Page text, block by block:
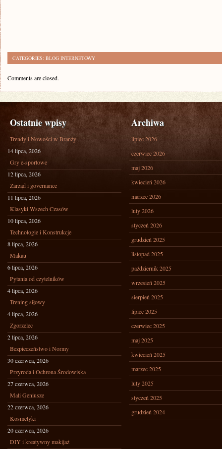
CATEGORIES: BLOG INTERNETOWY
Comments are closed.
Ostatnie wpisy
Trendy i Nowości w Branży
14 lipca, 2026
Gry e-sportowe
12 lipca, 2026
Zarząd i governance
11 lipca, 2026
Klasyki Wszech Czasów
10 lipca, 2026
Technologie i Konstrukcje
8 lipca, 2026
Makau
6 lipca, 2026
Pytania od czytelników
4 lipca, 2026
Trening siłowy
4 lipca, 2026
Zgorzelec
2 lipca, 2026
Bezpieczeństwo i Normy
30 czerwca, 2026
Przyroda i Ochrona Środowiska
27 czerwca, 2026
Mali Geniusze
22 czerwca, 2026
Kosmetyki
20 czerwca, 2026
DIY i kreatywny makijaż
Archiwa
lipiec 2026
czerwiec 2026
maj 2026
kwiecień 2026
marzec 2026
luty 2026
styczeń 2026
grudzień 2025
listopad 2025
październik 2025
wrzesień 2025
sierpień 2025
lipiec 2025
czerwiec 2025
maj 2025
kwiecień 2025
marzec 2025
luty 2025
styczeń 2025
grudzień 2024